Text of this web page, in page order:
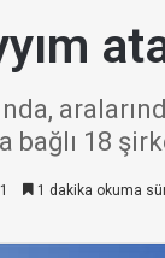
18
1 dakika okuma